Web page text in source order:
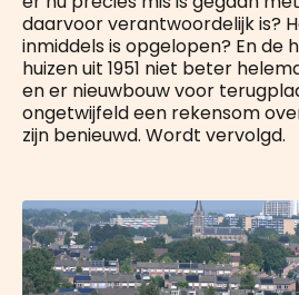
daarvoor verantwoordelijk is?
inmiddels is opgelopen? En de
huizen uit 1951 niet beter
en er nieuwbouw voor
ongetwijfeld een rekensom
zijn benieuwd. Wordt vervolgd.